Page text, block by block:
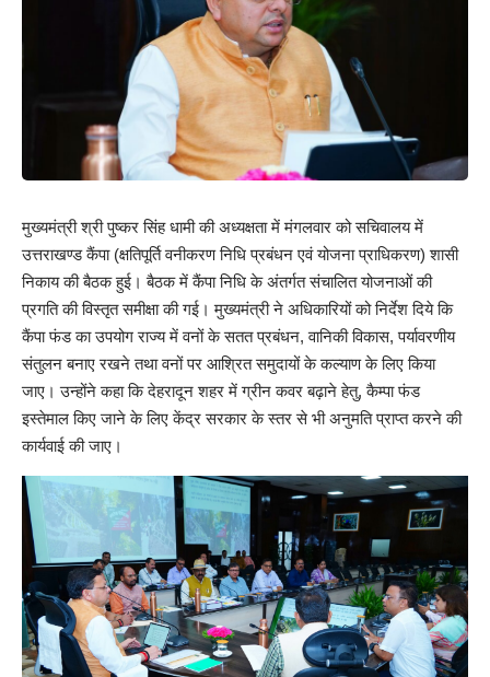
मुख्यमंत्री श्री पुष्कर सिंह धामी की अध्यक्षता में मंगलवार को सचिवालय में
उत्तराखण्ड कैंपा (क्षतिपूर्ति वनीकरण निधि प्रबंधन एवं योजना प्राधिकरण) शासी
निकाय की बैठक हुई। बैठक में कैंपा निधि के अंतर्गत संचालित योजनाओं की
प्रगति की विस्तृत समीक्षा की गई। मुख्यमंत्री ने अधिकारियों को निर्देश दिये कि
कैंपा फंड का उपयोग राज्य में वनों के सतत प्रबंधन, वानिकी विकास, पर्यावरणीय
संतुलन बनाए रखने तथा वनों पर आश्रित समुदायों के कल्याण के लिए किया
जाए। उन्होंने कहा कि देहरादून शहर में ग्रीन कवर बढ़ाने हेतु, कैम्पा फंड
इस्तेमाल किए जाने के लिए केंद्र सरकार के स्तर से भी अनुमति प्राप्त करने की
कार्यवाई की जाए।